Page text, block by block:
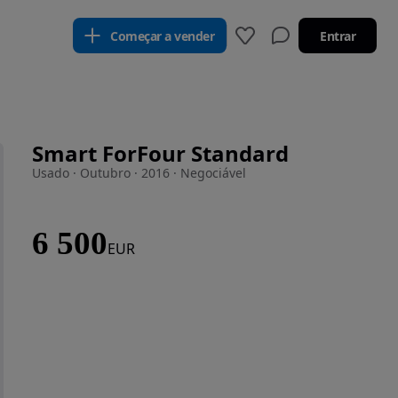
Começar a vender Entrar
Smart ForFour Standard
Usado · Outubro · 2016 · Negociável
6 500EUR